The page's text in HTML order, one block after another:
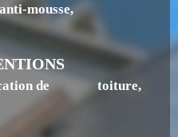
mousse,
de toiture,